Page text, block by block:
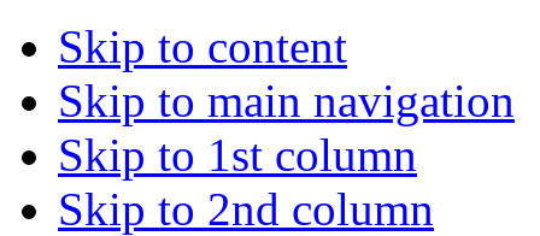
Skip to content
Skip to main navigation
Skip to 1st column
Skip to 2nd column